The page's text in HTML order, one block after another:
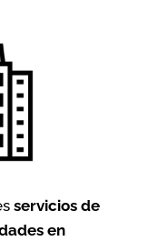
servicios de
en